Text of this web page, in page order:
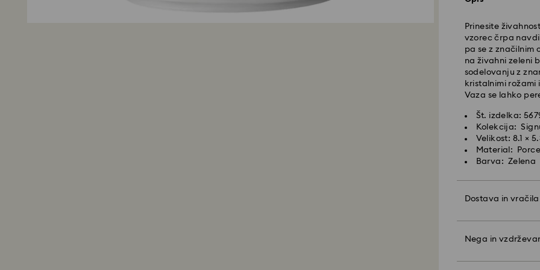
Prinesite
vzorec črpa
pa se z značilnim
na živahni zeleni
sodelovanju z
kristalnimi rožami
Vaza se lahko
Št. izdelka:
Kolekcija:
Velikost: 8.1 ×
Material:
Barva: Zelena
Dostava in vračila
Naročila, ki jih
Čas standardne
Strošek
Brezplačna
Hitra dostava -
Naročila, ki jih
Čas hitre
Strošek hitre
Podjetje
končnega plačila.
Pri izdelkih
upoštevajte, da
Nega in
kakovosti in